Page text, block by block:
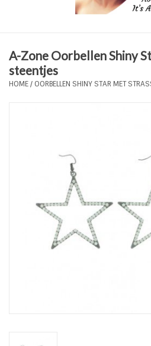
Plus Size Sieraden
Haaraccesoires
A-Zone Oorbellen Shiny
steentjes
HOME/ OORBELLEN SHINY STAR MET